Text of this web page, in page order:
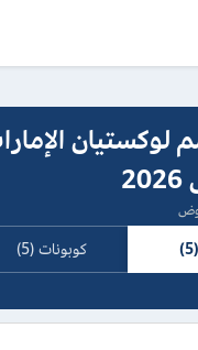
كوبونات (5)